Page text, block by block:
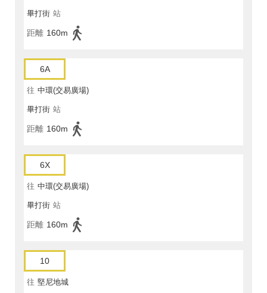
畢打街 站
距離 160m
6A
往 中環(交易廣場)
畢打街 站
距離 160m
6X
往 中環(交易廣場)
畢打街 站
距離 160m
10
往 堅尼地城